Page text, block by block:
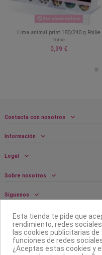
Sin stock online
Lima animal print 180/240 g Pollie
Pollié
0,99 €
Contacta con nosotros
Información
Legal
Sobre nosotros
Síguenos
Boletín
Esta tienda te pide que
rendimiento, redes
las cookies publicitarias
funciones de redes
¿Aceptas estas cookies y